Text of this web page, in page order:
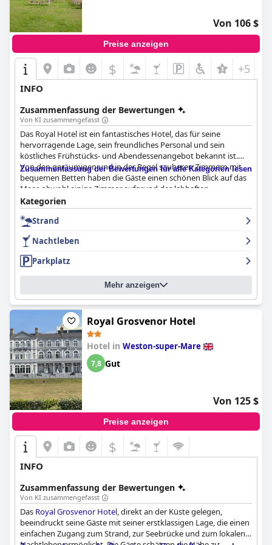
Von 106 $
Preise anzeigen
$ +5
INFO
Zusammenfassung der Bewertungen
Von KI zusammengefasst
Das Royal Hotel ist ein fantastisches Hotel, das für seine
hervorragende Lage, sein freundliches Personal und sein
köstliches Frühstücks- und Abendessenangebot bekannt ist.
Von den geräumigen und in der Regel sauberen Zimmern mit
bequemen Betten haben die Gäste einen schönen Blick auf das
Meer, obwohl einige Zimmer aufgrund des lebhaften
Nachtlebens in der Nähe veraltet und laut sein können. Das
Hotel bietet kostenlose Parkplätze vor Ort, was in der
Hochsaison ein Pluspunkt ist. Das Personal ist äußerst
hilfsbereit und zuvorkommend, auch wenn einige Gäste von
anfänglich unfreundlichen Begegnungen berichteten. Das Hotel
hat sich seinen Charme mit seinen ursprünglichen Merkmalen
bewahrt, auch wenn einige Bereiche modernisiert werden
sollten. Das Royal Hotel bietet eine anständige Ausstattung für
seinen Preis und ist eine gute Wahl für diejenigen, die Weston-
super-Mare erkunden möchten.
Zusammenfassung der Bewertungen für alle Kategorien lesen
Kategorien
Strand
Nachtleben
Parkplatz
Mehr anzeigen
Royal Grosvenor Hotel
Hotel in Weston-super-Mare
7,8 Gut
Von 125 $
Preise anzeigen
$
INFO
Zusammenfassung der Bewertungen
Von KI zusammengefasst
Das Royal Grosvenor Hotel, direkt an der Küste gelegen,
beeindruckt seine Gäste mit seiner erstklassigen Lage, die einen
einfachen Zugang zum Strand, zur Seebrücke und zum lokalen